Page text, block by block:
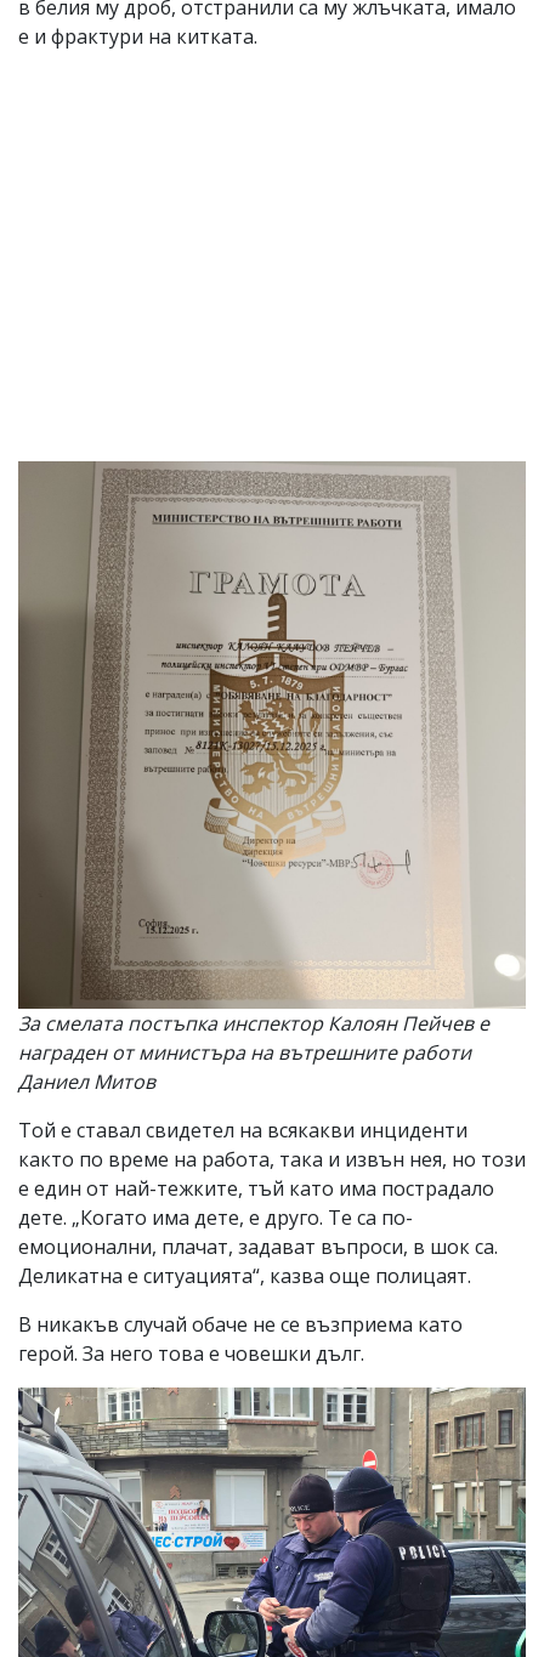
в белия му дроб, отстранили са му жлъчката, имало
е и фрактури на китката.
За смелата постъпка инспектор Калоян Пейчев е
награден от министъра на вътрешните работи
Даниел Митов
Той е ставал свидетел на всякакви инциденти
както по време на работа, така и извън нея, но този
е един от най-тежките, тъй като има пострадало
дете. „Когато има дете, е друго. Те са по-
емоционални, плачат, задават въпроси, в шок са.
Деликатна е ситуацията“, казва още полицаят.
В никакъв случай обаче не се възприема като
герой. За него това е човешки дълг.